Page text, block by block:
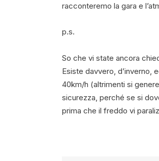
racconteremo la gara e
p.s.
So che vi state ancora
Esiste davvero, d’inverno,
40km/h (altrimenti si
sicurezza, perché se si
prima che il freddo vi